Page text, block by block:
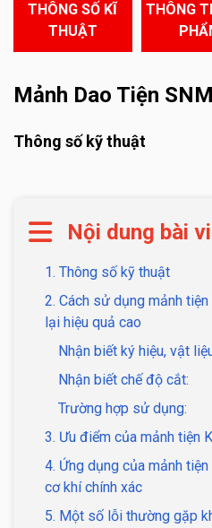
THÔNG SỐ KĨ
THUẬT
THÔNG
Mảnh Dao Tiện
Thông số kỹ thuật
Nội dung bài
1. Thông số kỹ thuật
2. Cách sử dụng mảnh
lại hiệu quả cao
Nhận biết ký hiệu, vật
Nhận biết chế độ cắt:
Trường hợp sử dụng:
3. Ưu điểm của mảnh tiện
4. Ứng dụng của mảnh
cơ khí chính xác
5. Một số lỗi thường gặp